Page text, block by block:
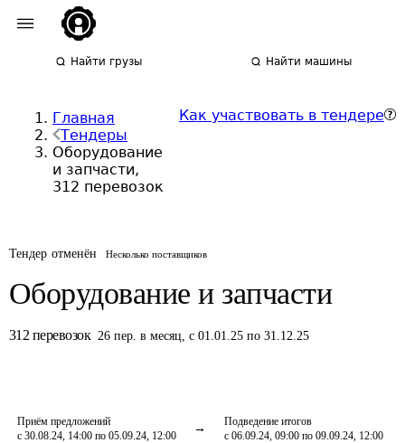
Найти грузы Найти машины
Главная
Тендеры
Оборудование
и запчасти,
312 перевозок
Как участвовать в тендере
Тендер отменён Несколько поставщиков
Оборудование и запчасти
312 перевозок 26 пер. в месяц,с 01.01.25 по 31.12.25
Приём предложений
с 30.08.24, 14:00 по 05.09.24, 12:00
Подведение итогов
с 06.09.24, 09:00 по 09.09.24, 12:00